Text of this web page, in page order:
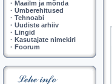
· Maailm ja mõnda
· Ümberehitused
· Tehnoabi
· Uudiste arhiiv
· Lingid
· Kasutajate nimekiri
· Foorum